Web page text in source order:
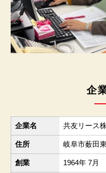
企
企業名 共友リース
住所 岐阜市薮田
創業 1964年 7月